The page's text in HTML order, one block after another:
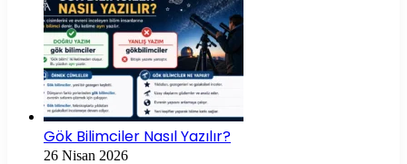
Gök Bilimciler Nasıl Yazılır?
26 Nisan 2026